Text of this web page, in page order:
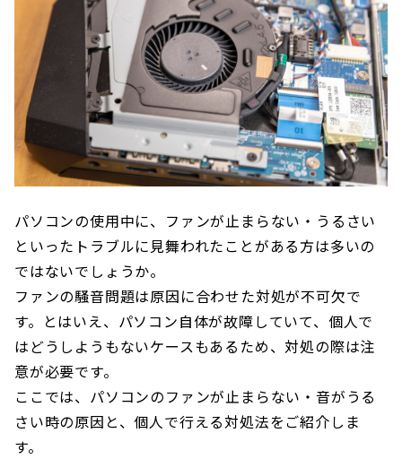
パソコンの使用中に、ファンが止まらない・うるさい
といったトラブルに見舞われたことがある方は多いの
ではないでしょうか。
ファンの騒音問題は原因に合わせた対処が不可欠で
す。とはいえ、パソコン自体が故障していて、個人で
はどうしようもないケースもあるため、対処の際は注
意が必要です。
ここでは、パソコンのファンが止まらない・音がうる
さい時の原因と、個人で行える対処法をご紹介しま
す。